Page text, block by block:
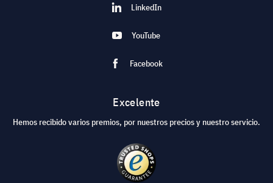
LinkedIn
YouTube
Facebook
Excelente
Hemos recibido varios premios, por nuestros precios y nuestro servicio.